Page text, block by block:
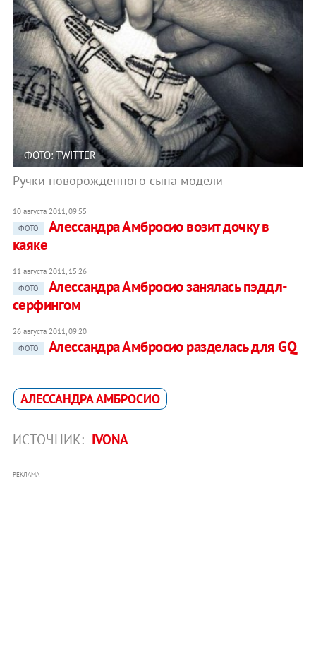
ФОТО: TWITTER
Ручки новорожденного сына модели
10 августа 2011, 09:55
ФОТО
Алессандра Амбросио возит дочку в
каяке
11 августа 2011, 15:26
ФОТО
Алессандра Амбросио занялась пэддл-
серфингом
26 августа 2011, 09:20
ФОТО
Алессандра Амбросио разделась для GQ
АЛЕССАНДРА АМБРОСИО
ИСТОЧНИК: IVONA
РЕКЛАМА